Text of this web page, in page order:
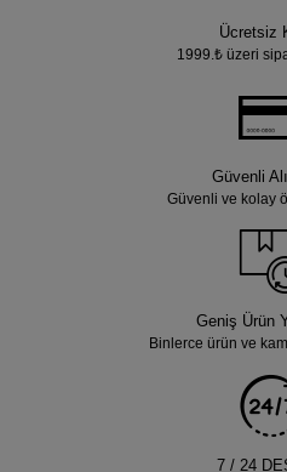
Ücretsiz
1999.₺ üzeri
Güvenli
Güvenli ve kolay
Geniş Ürün
Binlerce ürün ve
7 / 24